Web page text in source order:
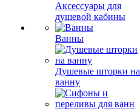
Аксессуары для
душевой кабины
Ванны
Душевые шторки на
ванну